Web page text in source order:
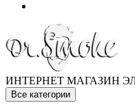
ИНТЕРНЕТ МАГАЗИН
Все категории